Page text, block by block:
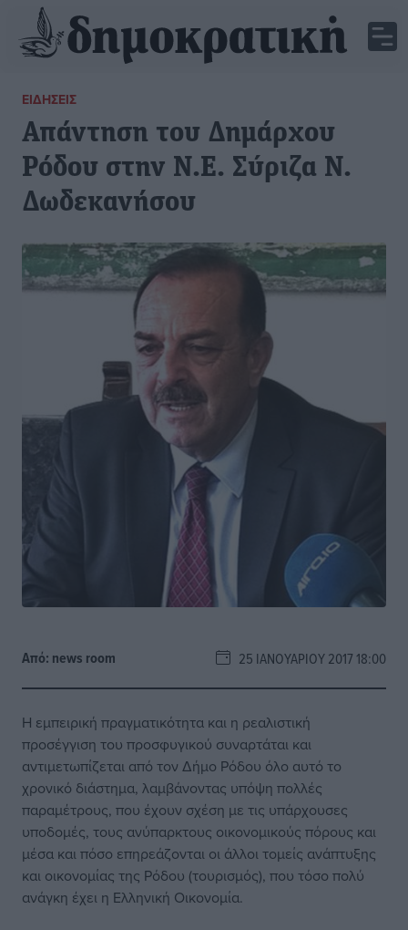
ΕΙΔΉΣΕΙΣ
Απάντηση του Δημάρχου
Ρόδου στην Ν.Ε. Σύριζα Ν.
Δωδεκανήσου
Από: news room 25 ΙΑΝΟΥΑΡΊΟΥ 2017 18:00
Η εμπειρική πραγματικότητα και η ρεαλιστική
προσέγγιση του προσφυγικού συναρτάται και
αντιμετωπίζεται από τον Δήμο Ρόδου όλο αυτό το
χρονικό διάστημα, λαμβάνοντας υπόψη πολλές
παραμέτρους, που έχουν σχέση με τις υπάρχουσες
υποδομές, τους ανύπαρκτους οικονομικούς πόρους και
μέσα και πόσο επηρεάζονται οι άλλοι τομείς ανάπτυξης
και οικονομίας της Ρόδου (τουρισμός), που τόσο πολύ
ανάγκη έχει η Ελληνική Οικονομία.